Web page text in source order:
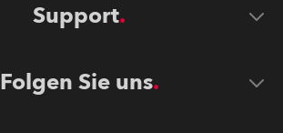
Support
Folgen Sie uns